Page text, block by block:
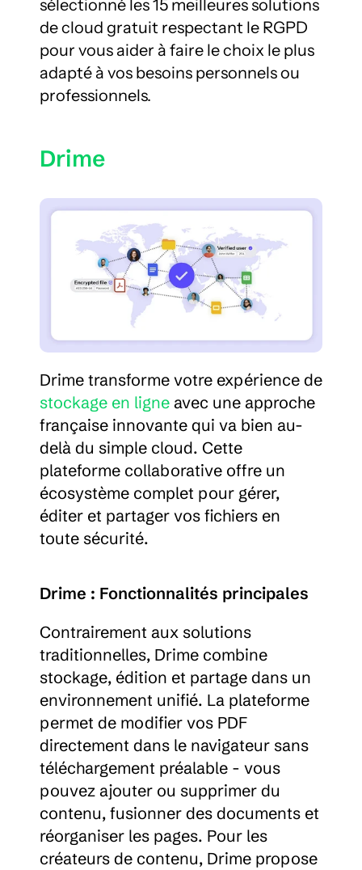
sélectionné les 15 meilleures solutions
de cloud gratuit respectant le RGPD
pour vous aider à faire le choix le plus
adapté à vos besoins personnels ou
professionnels.
Drime
stockage en ligne avec une approche
française innovante qui va bien au-
delà du simple cloud. Cette
plateforme collaborative offre un
écosystème complet pour gérer,
éditer et partager vos fichiers en
toute sécurité.
Drime : Fonctionnalités principales
Contrairement aux solutions
traditionnelles, Drime combine
stockage, édition et partage dans un
environnement unifié. La plateforme
permet de modifier vos PDF
directement dans le navigateur sans
téléchargement préalable - vous
pouvez ajouter ou supprimer du
contenu, fusionner des documents et
réorganiser les pages. Pour les
créateurs de contenu, Drime propose